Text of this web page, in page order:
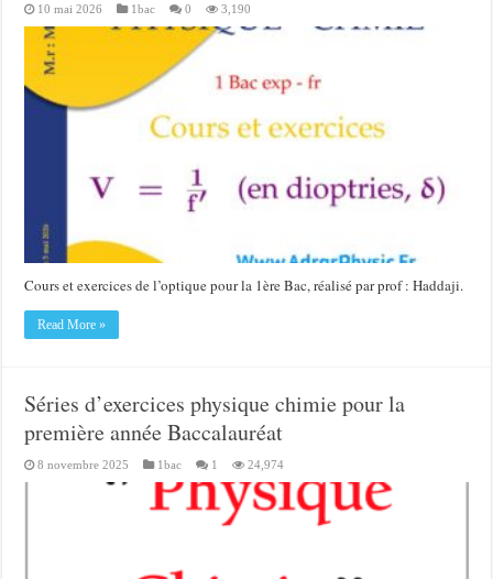
10 mai 2026 1bac 0 3,190
Cours et exercices de l’optique pour la 1ère Bac, réalisé par prof : Haddaji.
Read More »
Séries d’exercices physique chimie pour la
première année Baccalauréat
8 novembre 2025 1bac 1 24,974